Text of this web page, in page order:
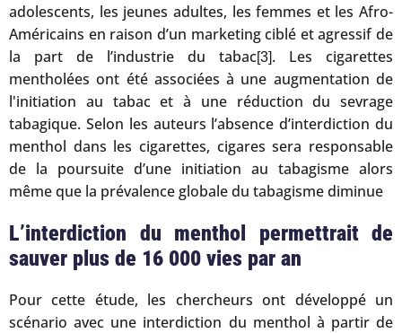
adolescents, les jeunes adultes, les femmes et les Afro-
Américains en raison d’un marketing ciblé et agressif de
la part de l’industrie du tabac[3]. Les cigarettes
mentholées ont été associées à une augmentation de
l'initiation au tabac et à une réduction du sevrage
tabagique. Selon les auteurs l’absence d’interdiction du
menthol dans les cigarettes, cigares sera responsable
de la poursuite d’une initiation au tabagisme alors
même que la prévalence globale du tabagisme diminue
L’interdiction du menthol permettrait de
sauver plus de 16 000 vies par an
Pour cette étude, les chercheurs ont développé un
scénario avec une interdiction du menthol à partir de